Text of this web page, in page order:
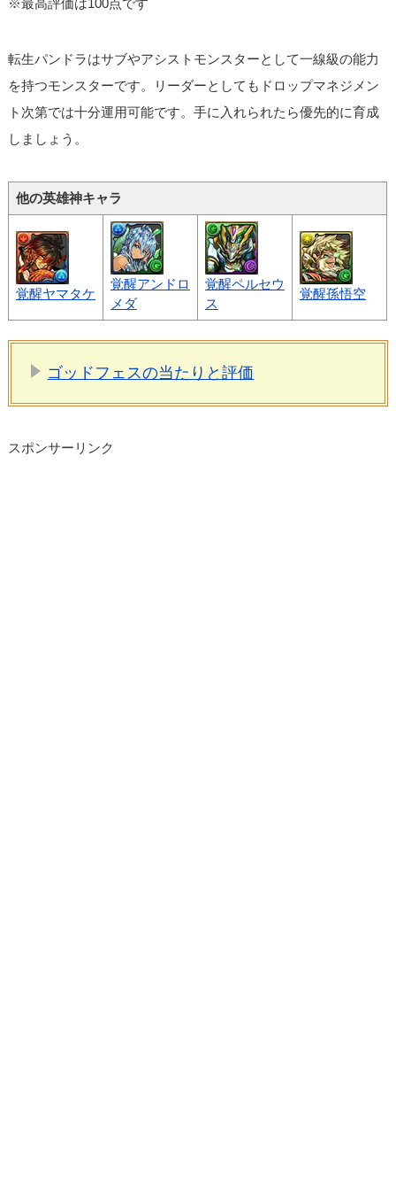
※最高評価は100点です
転生パンドラはサブやアシストモンスターとして一線級の能力
を持つモンスターです。リーダーとしてもドロップマネジメン
ト次第では十分運用可能です。手に入れられたら優先的に育成
しましょう。
他の英雄神キャラ
覚醒ヤマタケ
覚醒アンドロ
メダ
覚醒ペルセウ
ス
覚醒孫悟空
ゴッドフェスの当たりと評価
スポンサーリンク